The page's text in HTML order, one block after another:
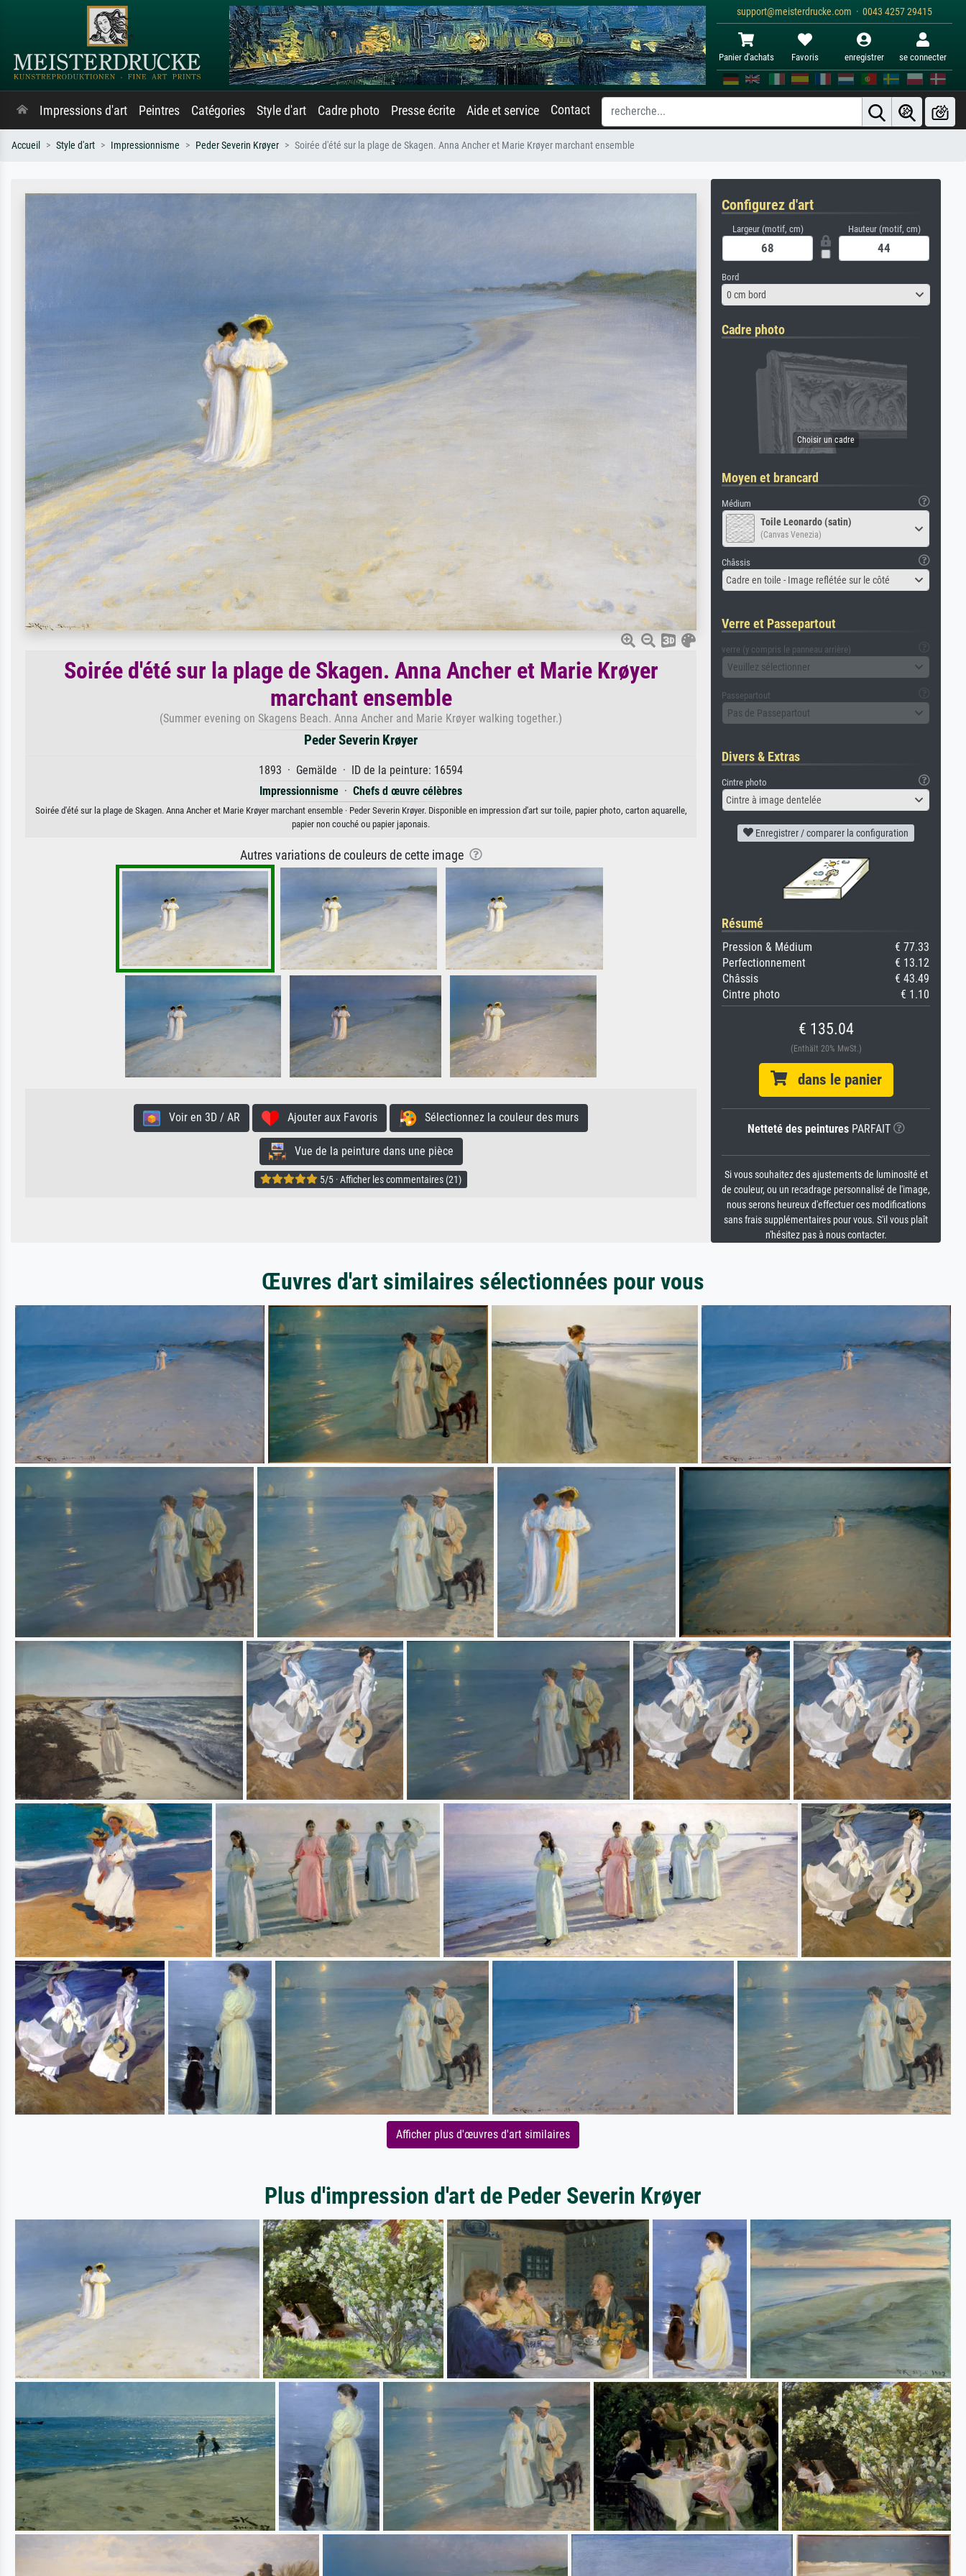
support@meisterdrucke.com · 0043 4257 29415
Panier d'achats Favoris enregistrer se connecter
Impressions d'art Peintres Catégories Style d'art Cadre photo Presse écrite Aide et service Contact
Accueil Style d'art Impressionnisme Peder Severin Krøyer Soirée d'été sur la plage de Skagen. Anna Ancher et Marie Krøyer marchant ensemble
Soirée d'été sur la plage de Skagen. Anna Ancher et Marie Krøyer
marchant ensemble
(Summer evening on Skagens Beach. Anna Ancher and Marie Krøyer walking together.)
Peder Severin Krøyer
1893 · Gemälde · ID de la peinture: 16594
Impressionnisme · Chefs d œuvre célèbres
Soirée d'été sur la plage de Skagen. Anna Ancher et Marie Krøyer marchant ensemble · Peder Severin Krøyer. Disponible en impression d'art sur toile, papier photo, carton aquarelle,
papier non couché ou papier japonais.
Autres variations de couleurs de cette image
Voir en 3D / AR Ajouter aux Favoris Sélectionnez la couleur des murs
Vue de la peinture dans une pièce
5/5 · Afficher les commentaires (21)
Configurez d'art
Largeur (motif, cm) Hauteur (motif, cm)
Bord
0 cm bord
Cadre photo
Moyen et brancard
Médium
Toile Leonardo (satin)
(Canvas Venezia)
Châssis
Cadre en toile - Image reflétée sur le côté
Verre et Passepartout
verre (y compris le panneau arrière)
Veuillez sélectionner
Passepartout
Pas de Passepartout
Divers & Extras
Cintre photo
Cintre à image dentelée
Enregistrer / comparer la configuration
Résumé
Pression & Médium
€ 77.33
Perfectionnement
€ 13.12
Châssis
€ 43.49
Cintre photo
€ 1.10
€ 135.04
(Enthält 20% MwSt.)
dans le panier
Netteté des peinturesPARFAIT
Si vous souhaitez des ajustements de luminosité et
de couleur, ou un recadrage personnalisé de l'image,
nous serons heureux d'effectuer ces modifications
sans frais supplémentaires pour vous. S'il vous plaît
n'hésitez pas à nous contacter.
Œuvres d'art similaires sélectionnées pour vous
Afficher plus d'œuvres d'art similaires
Plus d'impression d'art de Peder Severin Krøyer